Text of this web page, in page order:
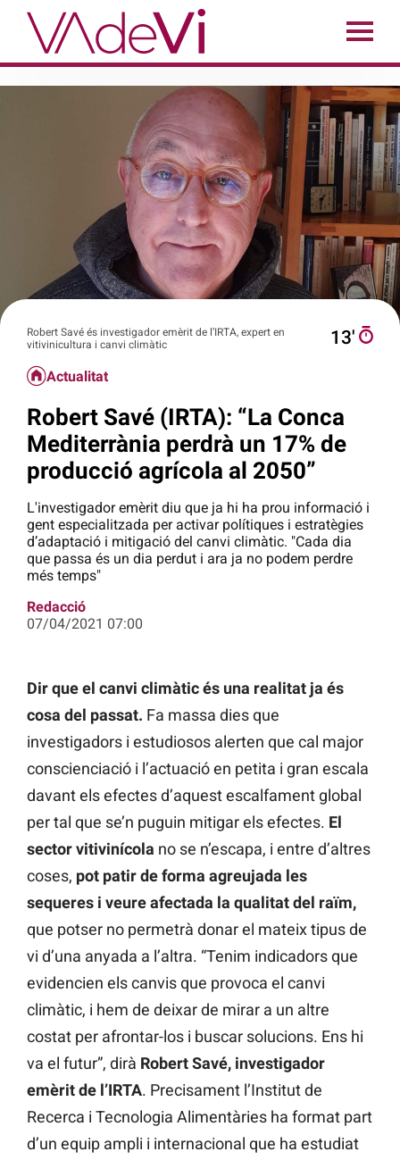
Robert Savé és investigador emèrit de l’IRTA, expert en
vitivinicultura i canvi climàtic
13′
Actualitat
Robert Savé (IRTA): “La Conca
Mediterrània perdrà un 17% de
producció agrícola al 2050”
L'investigador emèrit diu que ja hi ha prou informació i
gent especialitzada per activar polítiques i estratègies
d’adaptació i mitigació del canvi climàtic. "Cada dia
que passa és un dia perdut i ara ja no podem perdre
més temps"
Redacció
07/04/2021 07:00
Dir que el canvi climàtic és una realitat ja és
cosa del passat. Fa massa dies que
investigadors i estudiosos alerten que cal major
conscienciació i l’actuació en petita i gran escala
davant els efectes d’aquest escalfament global
per tal que se’n puguin mitigar els efectes. El
sector vitivinícola no se n’escapa, i entre d’altres
coses, pot patir de forma agreujada les
sequeres i veure afectada la qualitat del raïm,
que potser no permetrà donar el mateix tipus de
vi d’una anyada a l’altra. “Tenim indicadors que
evidencien els canvis que provoca el canvi
climàtic, i hem de deixar de mirar a un altre
costat per afrontar-los i buscar solucions. Ens hi
va el futur”, dirà Robert Savé, investigador
emèrit de l’IRTA. Precisament l’Institut de
Recerca i Tecnologia Alimentàries ha format part
d’un equip ampli i internacional que ha estudiat